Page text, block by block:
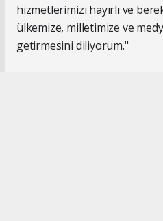
hizmetlerimizi hayırlı ve
ülkemize, milletimize ve
getirmesini diliyorum."